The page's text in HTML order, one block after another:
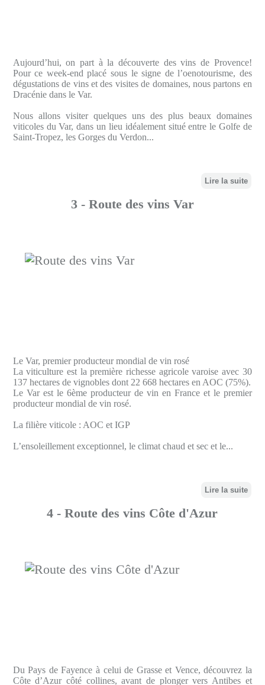
Aujourd’hui, on part à la découverte des vins de Provence!
Pour ce week-end placé sous le signe de l’oenotourisme, des
dégustations de vins et des visites de domaines, nous partons en
Dracénie dans le Var.
Nous allons visiter quelques uns des plus beaux domaines
viticoles du Var, dans un lieu idéalement situé entre le Golfe de
Saint-Tropez, les Gorges du Verdon...
Lire la suite
3 - Route des vins Var
Le Var, premier producteur mondial de vin rosé
La viticulture est la première richesse agricole varoise avec 30
137 hectares de vignobles dont 22 668 hectares en AOC (75%).
Le Var est le 6ème producteur de vin en France et le premier
producteur mondial de vin rosé.
La filière viticole : AOC et IGP
L’ensoleillement exceptionnel, le climat chaud et sec et le...
Lire la suite
4 - Route des vins Côte d'Azur
Du Pays de Fayence à celui de Grasse et Vence, découvrez la
Côte d’Azur côté collines, avant de plonger vers Antibes et